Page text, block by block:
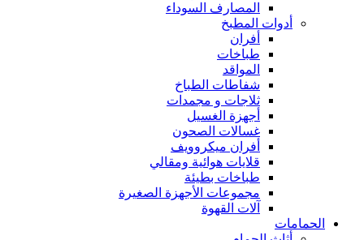
المصارف السوداء
أدوات المطبخ
أفران
طباخات
المواقد
شفاطات الطباخ
ثلاجات و مجمدات
أجهزة الغسيل
غسالات الصحون
أفران ميكروويف
قلايات هوائية ومقالي
طباخات بطيئة
مجموعات الأجهزة الصغيرة
آلات القهوة
الحمامات